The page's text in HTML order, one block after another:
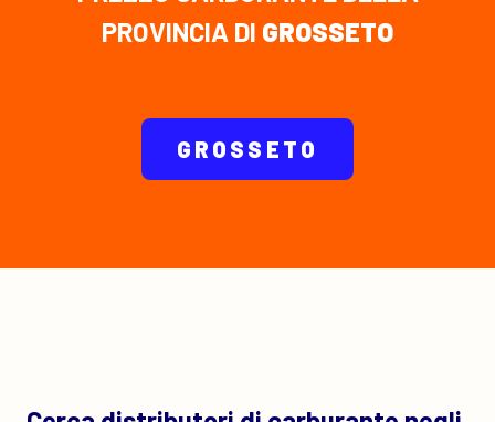
PROVINCIA DI GROSSETO
GROSSETO